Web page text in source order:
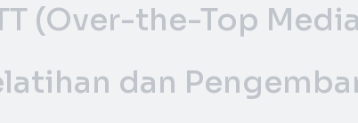
(Over-the-Top
dan